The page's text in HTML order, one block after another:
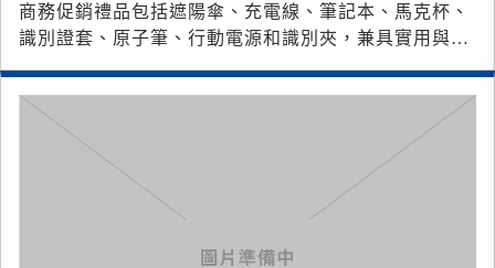
商務促銷禮品包括遮陽傘、充電線、筆記本、馬克杯、
識別證套、原子筆、行動電源和識別夾，兼具實用與品